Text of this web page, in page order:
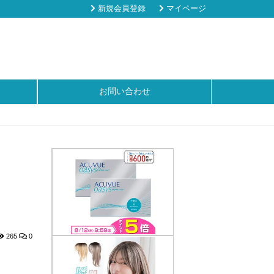
新規会員登録 マイページ
お問い合わせ
265 0